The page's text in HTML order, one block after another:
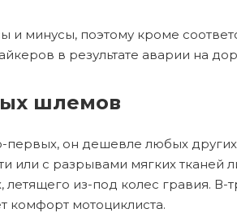
минусы, поэтому кроме
в результате аварии на
шлемов
он дешевле любых
или с разрывами мягких тканей
из-под колес гравия.
комфорт мотоциклиста.